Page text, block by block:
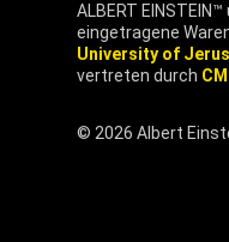
ALBERT
eingetragene
University of
vertreten durch
© 2026 Albert